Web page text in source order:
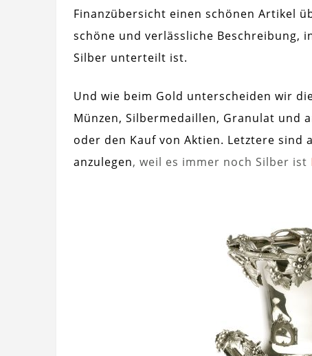
Finanzübersicht einen schönen Artikel
schöne und verlässliche Beschreibung,
Silber unterteilt ist.
Und wie beim Gold unterscheiden wir
Münzen, Silbermedaillen, Granulat und
oder den Kauf von Aktien. Letztere
anzulegen, weil es immer noch Silber ist